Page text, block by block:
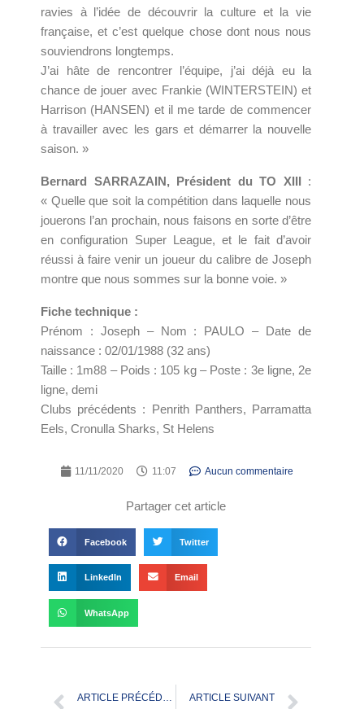
ravies à l’idée de découvrir la culture et la vie
française, et c’est quelque chose dont nous nous
souviendrons longtemps.
J’ai hâte de rencontrer l’équipe, j’ai déjà eu la
chance de jouer avec Frankie (WINTERSTEIN) et
Harrison (HANSEN) et il me tarde de commencer
à travailler avec les gars et démarrer la nouvelle
saison. »
Bernard SARRAZAIN, Président du TO XIII:
« Quelle que soit la compétition dans laquelle nous
jouerons l’an prochain, nous faisons en sorte d’être
en configuration Super League, et le fait d’avoir
réussi à faire venir un joueur du calibre de Joseph
montre que nous sommes sur la bonne voie. »
Fiche technique :
Prénom : Joseph – Nom : PAULO – Date de
naissance : 02/01/1988 (32 ans)
Taille : 1m88 – Poids : 105 kg – Poste : 3e ligne, 2e
ligne, demi
Clubs précédents : Penrith Panthers, Parramatta
Eels, Cronulla Sharks, St Helens
11/11/2020 11:07 Aucun commentaire
Partager cet article
Facebook Twitter
LinkedIn Email
WhatsApp
ARTICLE SUIVANT